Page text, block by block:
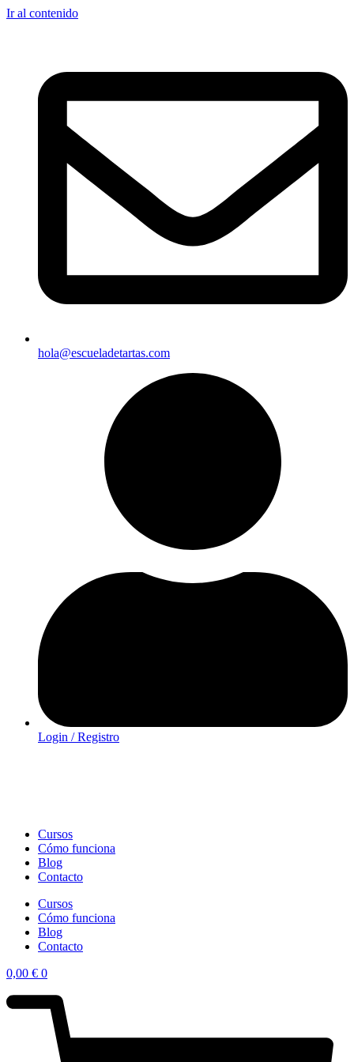
Ir al contenido
hola@escueladetartas.com
Login / Registro
Cursos
Cómo funciona
Blog
Contacto
Cursos
Cómo funciona
Blog
Contacto
0,00 € 0